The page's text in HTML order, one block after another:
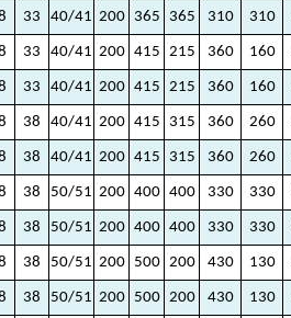
33 40/41 200 365 365 310 310
33 40/41 200 415 215 360 160
33 40/41 200 415 215 360 160
38 40/41 200 415 315 360 260
38 40/41 200 415 315 360 260
38 50/51 200 400 400 330 330
38 50/51 200 400 400 330 330
38 50/51 200 500 200 430 130
38 50/51 200 500 200 430 130